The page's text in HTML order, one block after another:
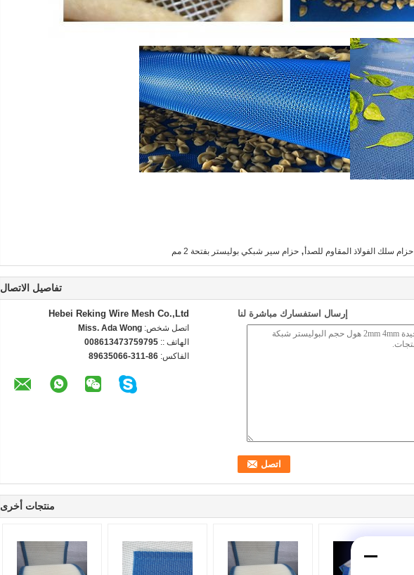
حزام سلك الفولاذ المقاوم للصدأ , حزام سير شبكي بوليستر بفتحة 2 مم
تفاصيل الاتصال
Hebei Reking Wire Mesh Co.,Ltd
اتصل شخص: Miss. Ada Wong
الهاتف :: 008613473759795
الفاكس: 86-311-89635066
إرسال استفسارك مباشرة لنا
منتجات أخرى